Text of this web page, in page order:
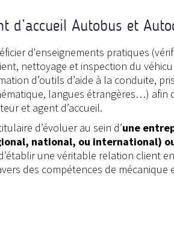
d’accueil Autobus et
d'enseignements pratiques
nettoyage et inspection du
d’outils d’aide à la conduite,
langues étrangères…) afin
et agent d’accueil.
d’évoluer au sein d’une
national, ou international)
une véritable relation client
des compétences de mécanique